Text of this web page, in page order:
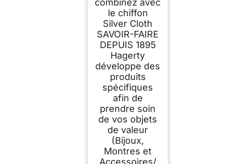
combinez avec
le chiffon
Silver Cloth
SAVOIR-FAIRE
DEPUIS 1895
Hagerty
développe des
produits
spécifiques
afin de
prendre soin
de vos objets
de valeur
(Bijoux,
Montres et